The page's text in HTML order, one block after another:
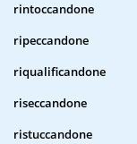
rintoccandone
ripeccandone
riqualificandone
riseccandone
ristuccandone